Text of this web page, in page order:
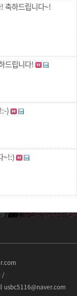
축하드립니다~!
드립니다!
)
~!:)
/
usbc5116@naver.com